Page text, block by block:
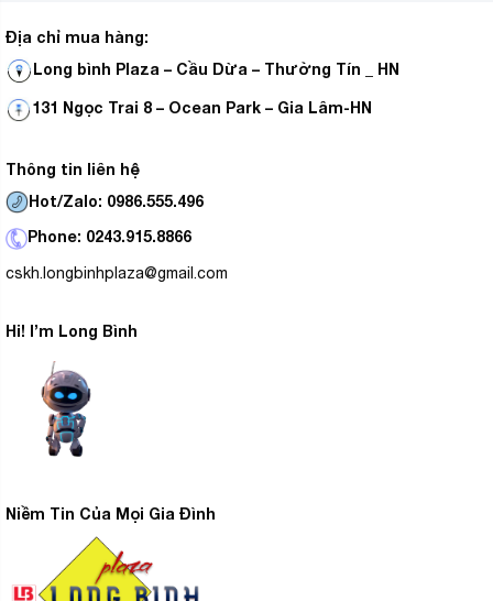
Địa chỉ mua hàng:
Long bình Plaza – Cầu Dừa – Thường Tín _ HN
131 Ngọc Trai 8 – Ocean Park – Gia Lâm-HN
Thông tin liên hệ
Hot/Zalo: 0986.555.496
Phone: 0243.915.8866
cskh.longbinhplaza@gmail.com
Hi! I’m Long Bình
Niềm Tin Của Mọi Gia Đình